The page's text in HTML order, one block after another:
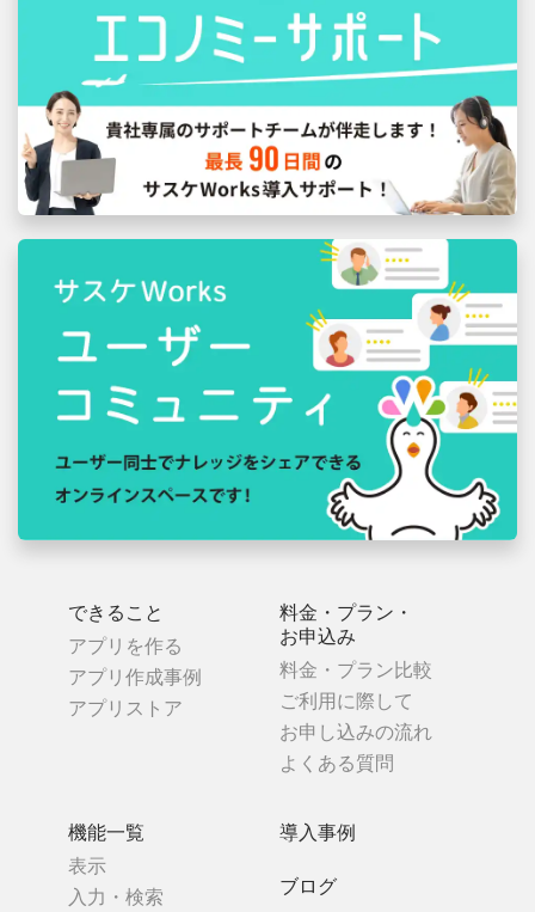
できること
アプリを作る
アプリ作成事例
アプリストア
機能一覧
表示
入力・検索
料金・プラン・
お申込み
料金・プラン比較
ご利用に際して
お申し込みの流れ
よくある質問
導入事例
ブログ